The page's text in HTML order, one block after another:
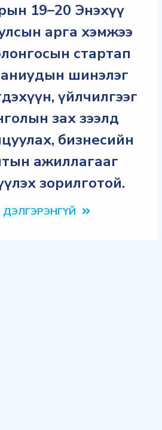
19–20 Энэхүү
арга хэмжээ
стартап
шинэлэг
үйлчилгээг
зах зээлд
бизнесийн
ажиллагааг
зорилготой.
ДЭЛГЭРЭНГҮЙ